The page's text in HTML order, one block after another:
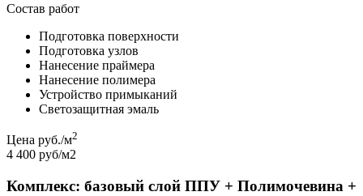
Состав работ
Подготовка поверхности
Подготовка узлов
Нанесение праймера
Нанесение полимера
Устройство примыканий
Светозащитная эмаль
Цена руб./м2
4 400 руб/м2
Комплекс: базовый слой ППУ + Полимочевина +